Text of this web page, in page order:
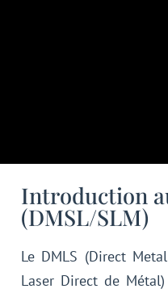
Introduction
(DMSL/SLM)
Le DMLS (Direct
Laser Direct de